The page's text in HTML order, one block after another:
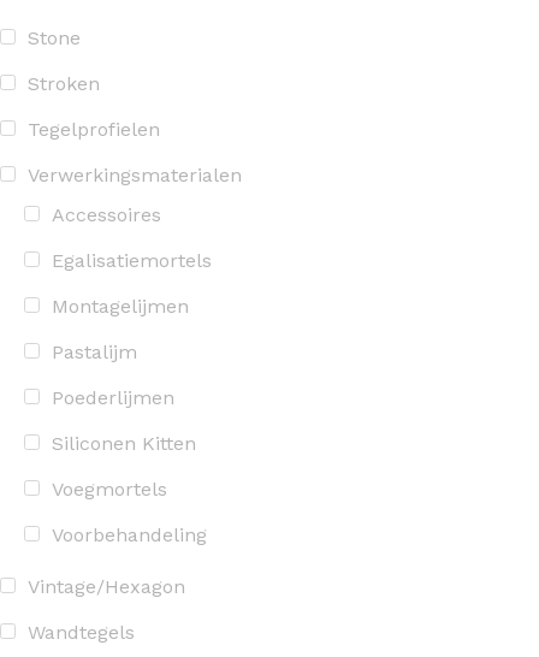
Stone
Stroken
Tegelprofielen
Verwerkingsmaterialen
Accessoires
Egalisatiemortels
Montagelijmen
Pastalijm
Poederlijmen
Siliconen Kitten
Voegmortels
Voorbehandeling
Vintage/Hexagon
Wandtegels